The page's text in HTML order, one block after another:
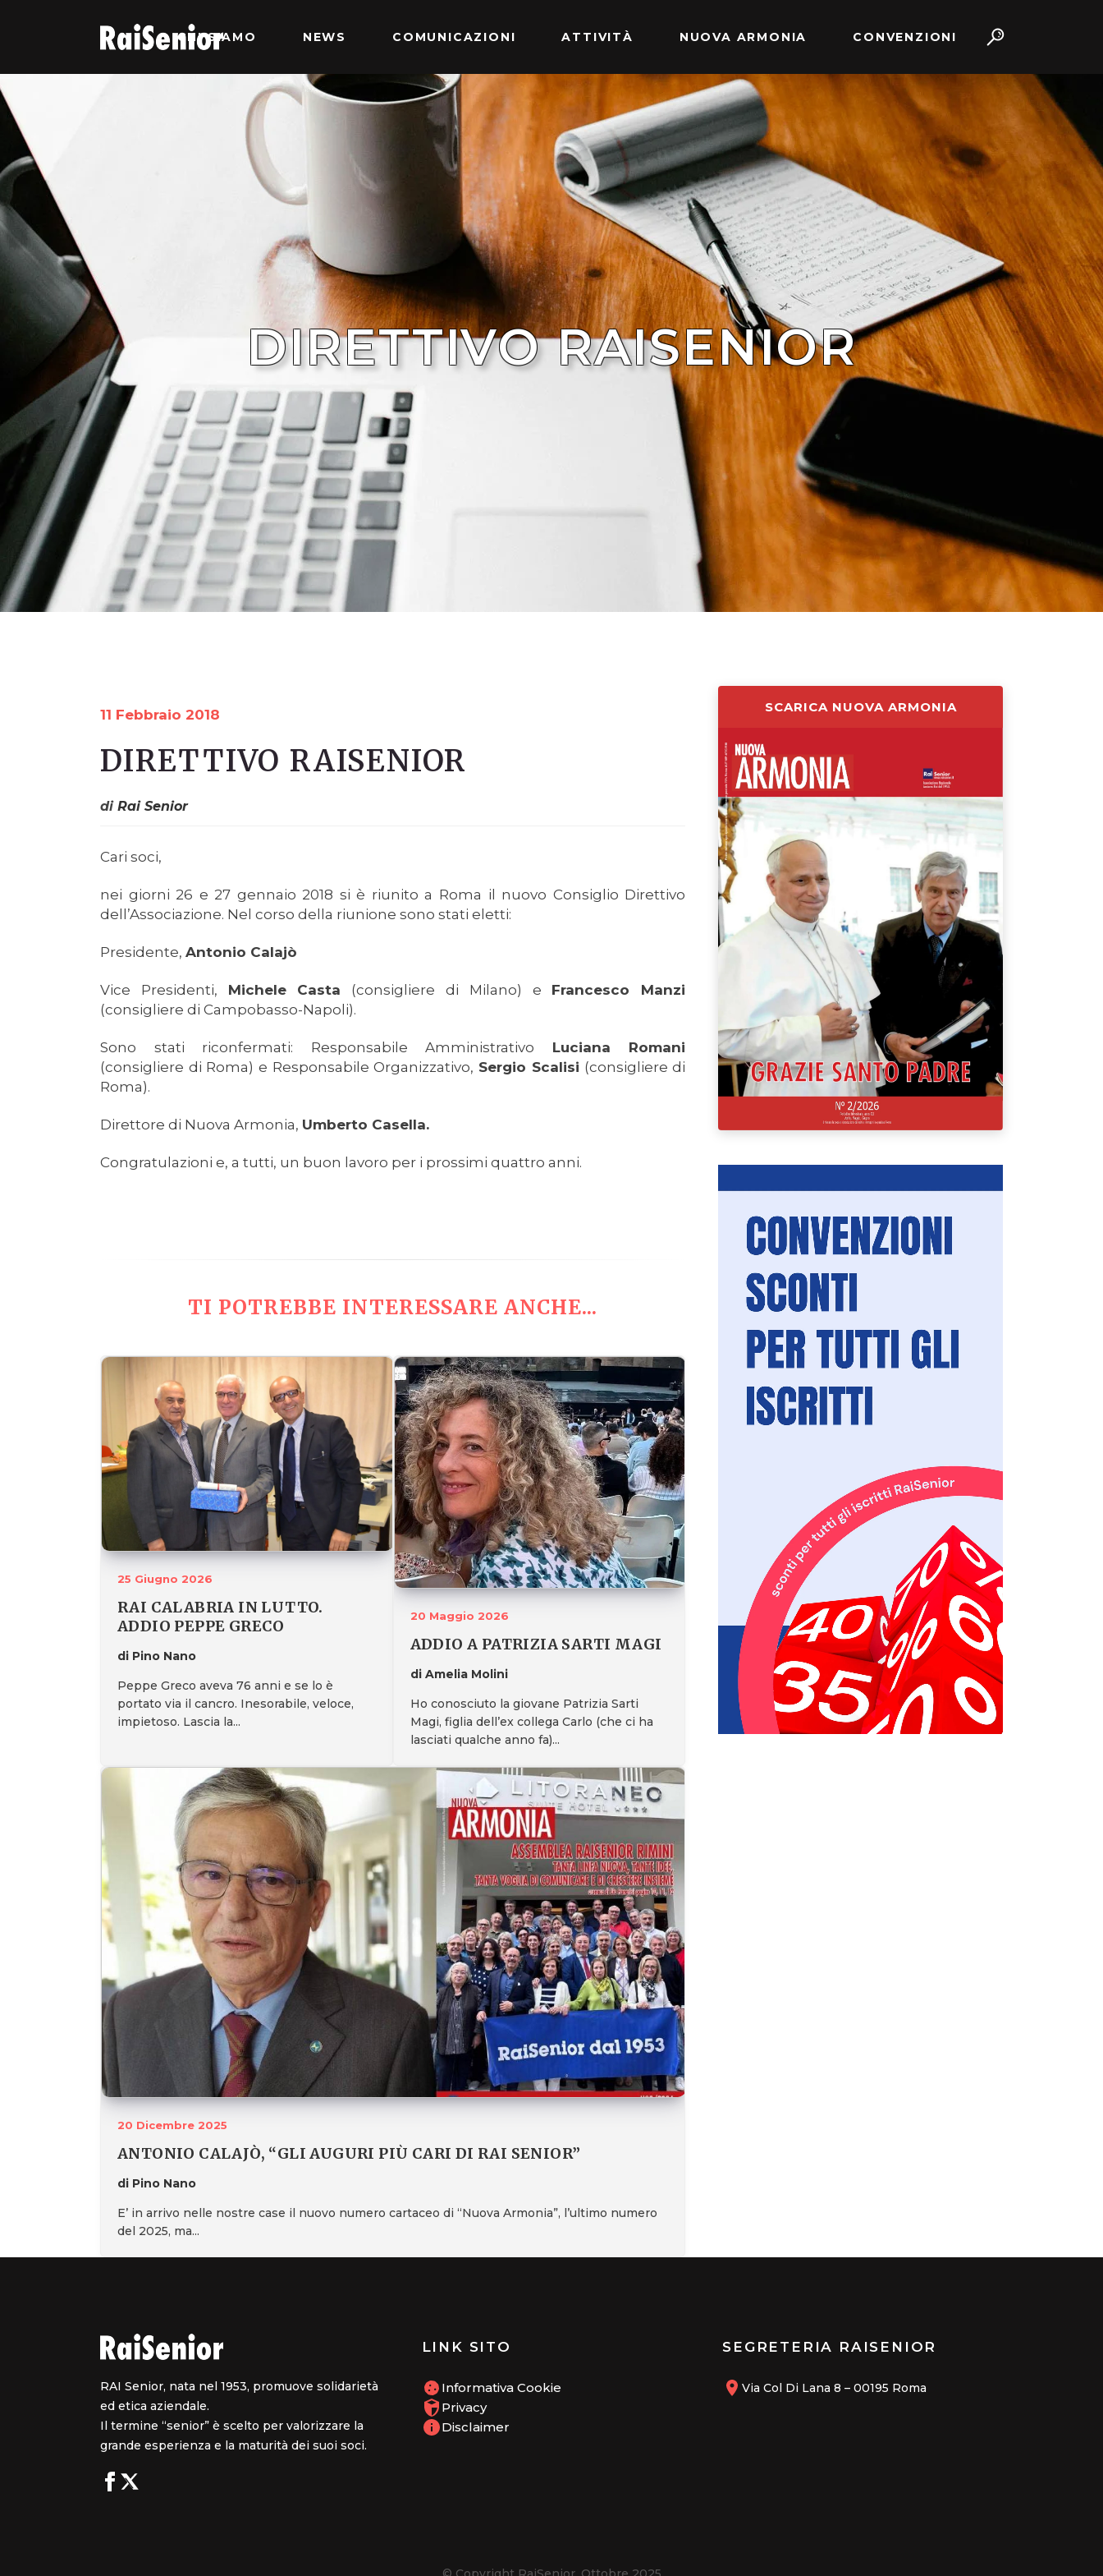
CHI SIAMO NEWS COMUNICAZIONI ATTIVITÀ NUOVA ARMONIA CONVENZIONI
DIRETTIVO RAISENIOR
11 Febbraio 2018
DIRETTIVO RAISENIOR
diRai Senior
Cari soci,
nei giorni 26 e 27 gennaio 2018 si è riunito a Roma il nuovo Consiglio Direttivo
dell’Associazione. Nel corso della riunione sono stati eletti:
Presidente, Antonio Calajò
Vice Presidenti, Michele Casta (consigliere di Milano) e Francesco Manzi
(consigliere di Campobasso-Napoli).
Sono stati riconfermati: Responsabile Amministrativo Luciana Romani
(consigliere di Roma) e Responsabile Organizzativo, Sergio Scalisi (consigliere di
Roma).
Direttore di Nuova Armonia, Umberto Casella.
Congratulazioni e, a tutti, un buon lavoro per i prossimi quattro anni.
TI POTREBBE INTERESSARE ANCHE...
25 Giugno 2026
RAI CALABRIA IN LUTTO.
ADDIO PEPPE GRECO
di Pino Nano
Peppe Greco aveva 76 anni e se lo è
portato via il cancro. Inesorabile, veloce,
impietoso. Lascia la...
20 Maggio 2026
ADDIO A PATRIZIA SARTI MAGI
di Amelia Molini
Ho conosciuto la giovane Patrizia Sarti
Magi, figlia dell’ex collega Carlo (che ci ha
lasciati qualche anno fa)...
20 Dicembre 2025
ANTONIO CALAJÒ, “GLI AUGURI PIÙ CARI DI RAI SENIOR”
di Pino Nano
E’ in arrivo nelle nostre case il nuovo numero cartaceo di “Nuova Armonia”, l’ultimo numero
del 2025, ma...
SCARICA NUOVA ARMONIA
RAI Senior, nata nel 1953, promuove solidarietà
ed etica aziendale.
Il termine “senior” è scelto per valorizzare la
grande esperienza e la maturità dei suoi soci.
LINK SITO
Informativa Cookie
Privacy
Disclaimer
SEGRETERIA RAISENIOR
Via Col Di Lana 8 – 00195 Roma